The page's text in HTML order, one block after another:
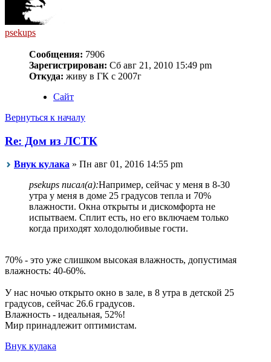
psekups
Сообщения: 7906
Зарегистрирован: Сб авг 21, 2010 15:49 pm
Откуда: живу в ГК с 2007г
Сайт
Вернуться к началу
Re: Дом из ЛСТК
Внук кулака » Пн авг 01, 2016 14:55 pm
psekups писал(а):Например, сейчас у меня в 8-30
утра у меня в доме 25 градусов тепла и 70%
влажности. Окна открыты и дискомфорта не
испытваем. Сплит есть, но его включаем только
когда приходят холодолюбивые гости.
70% - это уже слишком высокая влажность, допустимая
влажность: 40-60%.
У нас ночью открыто окно в зале, в 8 утра в детской 25
градусов, сейчас 26.6 градусов.
Влажность - идеальная, 52%!
Мир принадлежит оптимистам.
Внук кулака